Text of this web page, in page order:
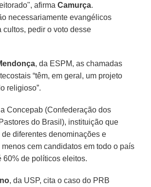
afirmaCamurça.
necessariamente evangélicos
cultos, pedir o voto desse
, da ESPM, as chamadas
“têm, em geral, um projeto
religioso”.
Concepab (Confederação dos
do Brasil), instituição que
de diferentes denominações e
cem candidatos em todo o país
60% de políticos eleitos.
, da USP, cita o caso do PRB